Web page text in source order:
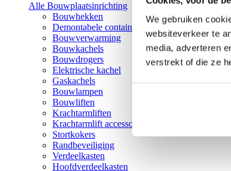
We gebruiken
websiteverkeer te
media, adverteren
verstrekt of die ze
Alle Bouwplaatsinrichting
Bouwhekken
Demontabele containers
Bouwverwarming
Bouwkachels
Bouwdrogers
Elektrische kachel
Gaskachels
Bouwlampen
Bouwliften
Krachtarmliften
Krachtarmlift accessoires
Stortkokers
Randbeveiliging
Verdeelkasten
Hoofdverdeelkasten